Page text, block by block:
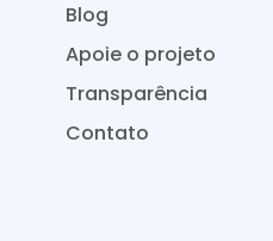
Blog
Apoie o projeto
Transparência
Contato